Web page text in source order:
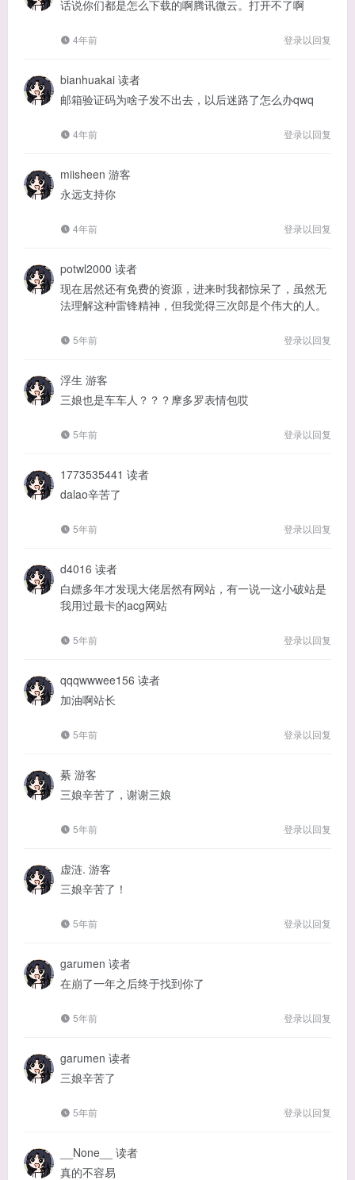
话说你们都是怎么下载的啊腾讯微云。打开不了啊
4年前 登录以回复
bianhuakai 读者
邮箱验证码为啥子发不出去，以后迷路了怎么办qwq
4年前 登录以回复
miisheen 游客
永远支持你
4年前 登录以回复
potwl2000 读者
现在居然还有免费的资源，进来时我都惊呆了，虽然无
法理解这种雷锋精神，但我觉得三次郎是个伟大的人。
5年前 登录以回复
浮生 游客
三娘也是车车人？？？摩多罗表情包哎
5年前 登录以回复
1773535441 读者
dalao辛苦了
5年前 登录以回复
d4016 读者
白嫖多年才发现大佬居然有网站，有一说一这小破站是
我用过最卡的acg网站
5年前 登录以回复
qqqwwwee156 读者
加油啊站长
5年前 登录以回复
綦 游客
三娘辛苦了，谢谢三娘
5年前 登录以回复
虚涟. 游客
三娘辛苦了！
5年前 登录以回复
garumen 读者
在崩了一年之后终于找到你了
5年前 登录以回复
garumen 读者
三娘辛苦了
5年前 登录以回复
__None__ 读者
真的不容易